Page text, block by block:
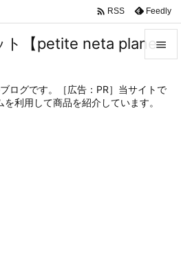
ト【petite neta plane
ログです。［広告：PR］当サイトで
利用して商品を紹介しています。

メニュ
 RSS Feedly